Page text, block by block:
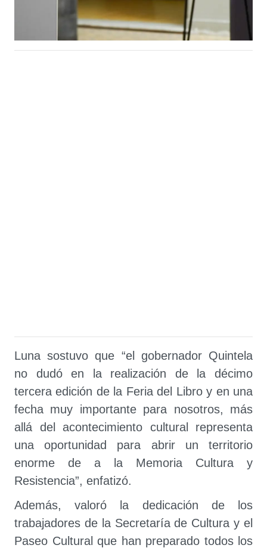
Luna sostuvo que “el gobernador Quintela
no dudó en la realización de la décimo
tercera edición de la Feria del Libro y en una
fecha muy importante para nosotros, más
allá del acontecimiento cultural representa
una oportunidad para abrir un territorio
enorme de a la Memoria Cultura y
Resistencia”, enfatizó.
Además, valoró la dedicación de los
trabajadores de la Secretaría de Cultura y el
Paseo Cultural que han preparado todos los